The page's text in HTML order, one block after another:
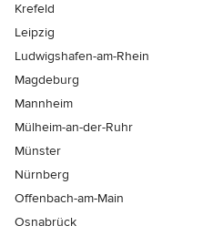
Krefeld
Leipzig
Ludwigshafen-am-Rhein
Magdeburg
Mannheim
Mülheim-an-der-Ruhr
Münster
Nürnberg
Offenbach-am-Main
Osnabrück